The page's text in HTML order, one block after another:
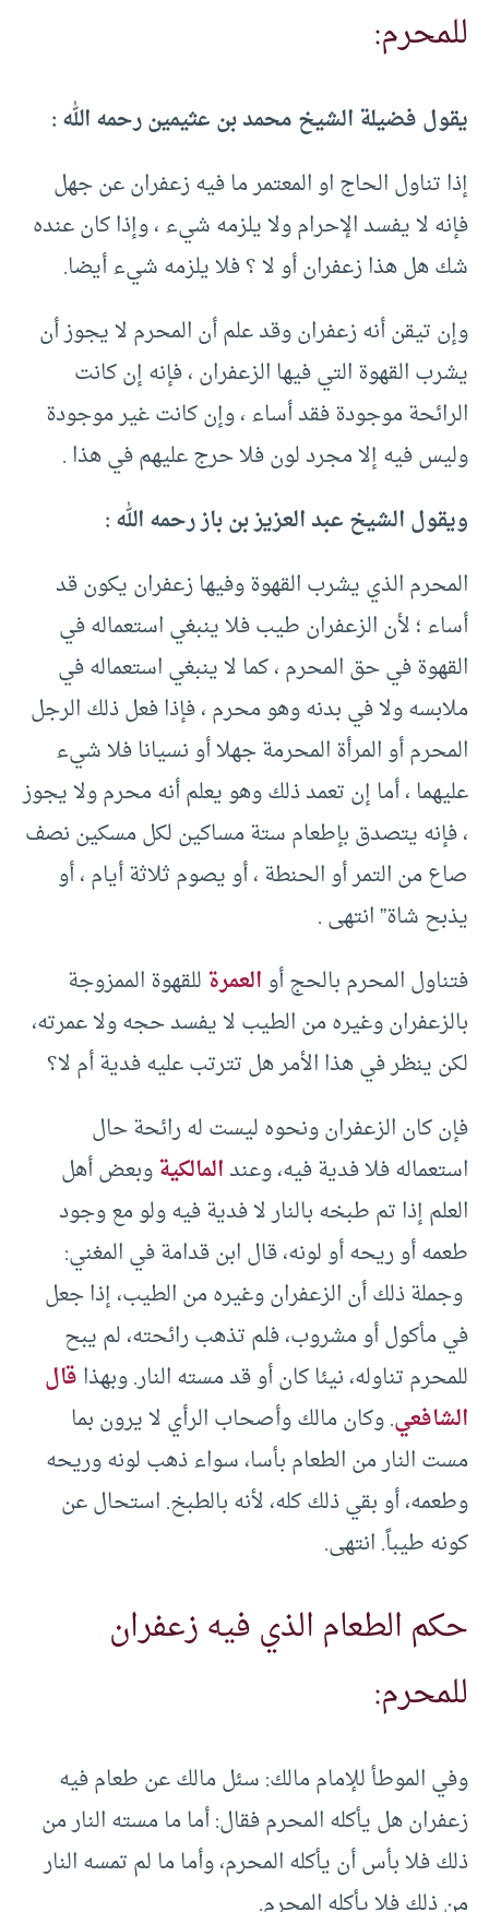
للمحرم:
يقول فضيلة الشيخ محمد بن عثيمين رحمه الله :
إذا تناول الحاج او المعتمر ما فيه زعفران عن جهل
فإنه لا يفسد الإحرام ولا يلزمه شيء ، وإذا كان عنده
شك هل هذا زعفران أو لا ؟ فلا يلزمه شيء أيضا.
وإن تيقن أنه زعفران وقد علم أن المحرم لا يجوز أن
يشرب القهوة التي فيها الزعفران ، فإنه إن كانت
الرائحة موجودة فقد أساء ، وإن كانت غير موجودة
وليس فيه إلا مجرد لون فلا حرج عليهم في هذا .
ويقول الشيخ عبد العزيز بن باز رحمه الله :
المحرم الذي يشرب القهوة وفيها زعفران يكون قد
أساء ؛ لأن الزعفران طيب فلا ينبغي استعماله في
القهوة في حق المحرم ، كما لا ينبغي استعماله في
ملابسه ولا في بدنه وهو محرم ، فإذا فعل ذلك الرجل
المحرم أو المرأة المحرمة جهلا أو نسيانا فلا شيء
عليهما ، أما إن تعمد ذلك وهو يعلم أنه محرم ولا يجوز
، فإنه يتصدق بإطعام ستة مساكين لكل مسكين نصف
صاع من التمر أو الحنطة ، أو يصوم ثلاثة أيام ، أو
يذبح شاة” انتهى .
فتناول المحرم بالحج أوالعمرةللقهوة الممزوجة
بالزعفران وغيره من الطيب لا يفسد حجه ولا عمرته،
لكن ينظر في هذا الأمر هل تترتب عليه فدية أم لا؟
فإن كان الزعفران ونحوه ليست له رائحة حال
استعماله فلا فدية فيه، وعندالمالكيةوبعض أهل
العلم إذا تم طبخه بالنار لا فدية فيه ولو مع وجود
طعمه أو ريحه أو لونه، قال ابن قدامة في المغني:
وجملة ذلك أن الزعفران وغيره من الطيب، إذا جعل
في مأكول أو مشروب، فلم تذهب رائحته، لم يبح
للمحرم تناوله، نيئا كان أو قد مسته النار. وبهذاقال
الشافعي. وكان مالك وأصحاب الرأي لا يرون بما
مست النار من الطعام بأسا، سواء ذهب لونه وريحه
وطعمه، أو بقي ذلك كله، لأنه بالطبخ. استحال عن
كونه طيباً. انتهى.
حكم الطعام الذي فيه زعفران
للمحرم:
وفي الموطأ للإمام مالك: سئل مالك عن طعام فيه
زعفران هل يأكله المحرم فقال: أما ما مسته النار من
ذلك فلا بأس أن يأكله المحرم، وأما ما لم تمسه النار